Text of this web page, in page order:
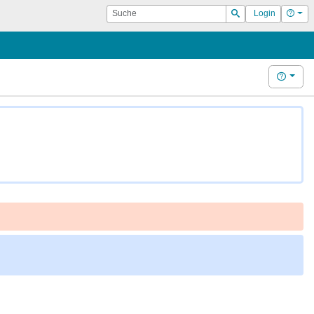
Suche
Suchen
Login Hilfe
Hilfe